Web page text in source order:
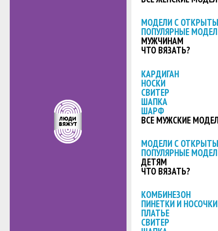
МОДЕЛИ С
ПОПУЛЯРНЫЕ
МУЖЧИНАМ
ЧТО ВЯЗАТЬ?
КАРДИГАН
НОСКИ
СВИТЕР
ШАПКА
ШАРФ
ВСЕ МУЖСКИЕ
МОДЕЛИ С
ПОПУЛЯРНЫЕ
ДЕТЯМ
ЧТО ВЯЗАТЬ?
КОМБИНЕЗОН
ПИНЕТКИ И НОСОЧКИ
ПЛАТЬЕ
СВИТЕР